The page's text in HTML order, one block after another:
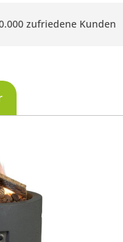
zufriedene Kunden